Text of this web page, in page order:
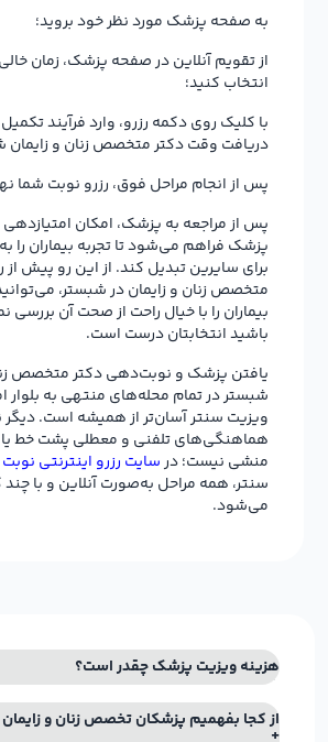
به صفحه پزشک مورد نظر خود بروید؛
از تقویم آنلاین در صفحه پزشک، زمان
انتخاب کنید؛
با کلیک روی دکمه رزرو، وارد فرآیند تکمیل
دریافت وقت دکتر متخصص زنان و زایمان
پس از انجام مراحل فوق، رزرو نوبت شما
پس از مراجعه به پزشک، امکان امتیازدهی
پزشک فراهم می‌شود تا تجربه بیماران را
برای سایرین تبدیل کند. از این رو پیش از
متخصص زنان و زایمان در شبستر،
بیماران را با خیال راحت از صحت آن بررسی
باشید انتخابتان درست است.
یافتن پزشک و نوبت‌دهی دکتر متخصص
شبستر در تمام محله‌های منتهی به بلوار
ویزیت سنتر آسان‌تر از همیشه است. دیگر
هماهنگی‌های تلفنی و معطلی پشت خط یا
منشی نیست؛ درسایت رزرو اینترنتی
سنتر، همه مراحل به‌صورت آنلاین و با
می‌شود.
هزینه ویزیت پزشک چقدر است؟
از کجا بفهمیم پزشکان تخصص زنان و